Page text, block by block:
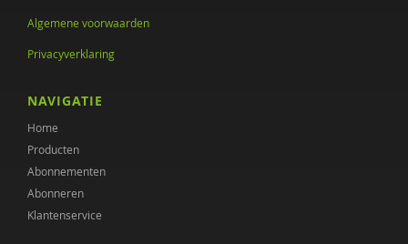
Elvira Loibl
Linn Luijerink
Algemene voorwaarden
Privacyverklaring
NAVIGATIE
Home
Producten
Abonnementen
Abonneren
Klantenservice